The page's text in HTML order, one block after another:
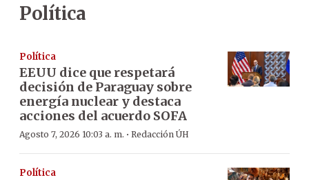
Política
Política
EEUU dice que respetará
decisión de Paraguay sobre
energía nuclear y destaca
acciones del acuerdo SOFA
Agosto 7, 2026 10:03 a. m. · Redacción ÚH
Política